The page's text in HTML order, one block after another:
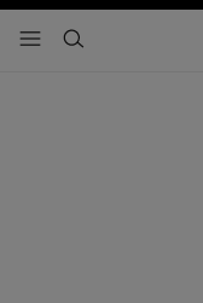
- navegación principal
buscar